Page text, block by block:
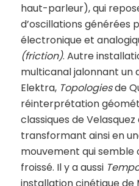
haut-parleur), qui
d’oscillations générées
électronique et
(friction). Autre
multicanal jalonnant un
Elektra, Topologiesde
réinterprétation
classiques de
transformant ainsi en
mouvement qui semble
froissé. Il y a aussi
installation cinétique de